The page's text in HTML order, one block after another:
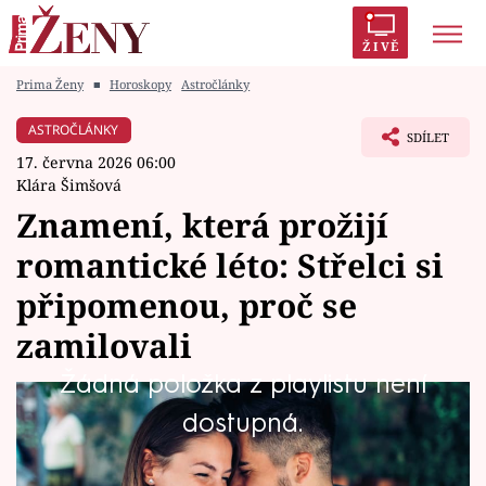
ŽIVĚ
Módní alarm
Témata
Celebrity
Vztahy
Seriály
Prima Ženy ■ Horoskopy Astročlánky
ASTROČLÁNKY
17. června 2026 06:00
Klára Šimšová
SDÍLET
Znamení, která prožijí
romantické léto: Střelci si
připomenou, proč se
zamilovali
Žádná položka z playlistu není
dostupná.
Léto je obdobím dlouhých večerů,
spontánních setkání, dovolených a
nezapomenutelných okamžiků. Právě během